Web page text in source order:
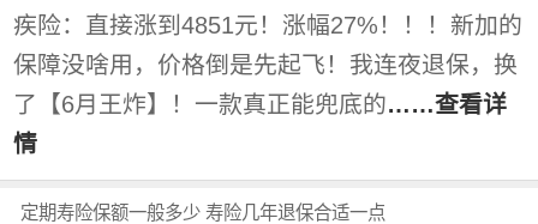
疾险：直接涨到4851元！涨幅27%！！！新加的
保障没啥用，价格倒是先起飞！我连夜退保，换
了【6月王炸】！一款真正能兜底的……查看详
情
定期寿险保额一般多少 寿险几年退保合适一点